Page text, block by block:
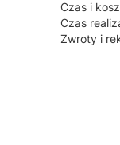
Czas i
Czas
Zwroty i